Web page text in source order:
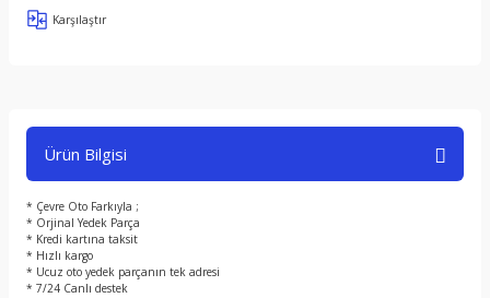
Karşılaştır
Ürün Bilgisi
* Çevre Oto Farkıyla ;
* Orjinal Yedek Parça
* Kredi kartına taksit
* Hızlı kargo
* Ucuz oto yedek parçanın tek adresi
* 7/24 Canlı destek